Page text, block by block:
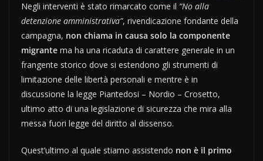
Negli interventi è stato rimarcato come il “No alla
detenzione amministrativa”, rivendicazione fondante della
campagna, non chiama in causa solo la componente
migrante ma ha una ricaduta di carattere generale in un
frangente storico dove si estendono gli strumenti di
limitazione delle libertà personali e mentre è in
discussione la legge Piantedosi – Nordio – Crosetto,
ultimo atto di una legislazione di sicurezza che mira alla
messa fuori legge del diritto al dissenso.
Quest’ultimo al quale stiamo assistendo non è il primo